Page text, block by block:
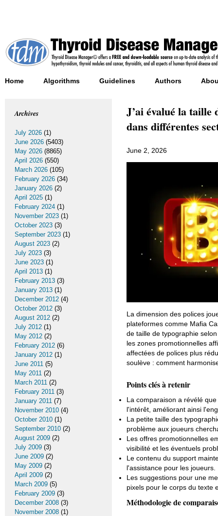
Home Algorithms Guidelines Authors
J’ai évalué la taille
dans différentes
June 2, 2026
La dimension des polices
plateformes comme Mafia
de taille de typographie
les zones promotionnelles
affectées de polices plus
soulève : comment
Points clés à retenir
La comparaison a révélé
l'intérêt, améliorant ainsi
La petite taille des
problème aux joueurs
Les offres promotionnelles
visibilité et les éventuels
Le contenu du support
l'assistance pour les joueurs.
Les suggestions pour une
pixels pour le corps du texte
Méthodologie de
Archives
July 2026 (1)
June 2026 (5403)
May 2026 (8865)
April 2026 (550)
March 2026 (105)
February 2026 (34)
January 2026 (2)
April 2025 (1)
February 2024 (1)
November 2023 (1)
October 2023 (3)
September 2023 (1)
August 2023 (2)
July 2023 (3)
June 2023 (1)
April 2013 (1)
February 2013 (3)
January 2013 (1)
December 2012 (4)
October 2012 (3)
August 2012 (2)
July 2012 (1)
May 2012 (2)
February 2012 (6)
January 2012 (1)
June 2011 (5)
May 2011 (2)
March 2011 (2)
February 2011 (3)
January 2011 (7)
November 2010 (4)
October 2010 (1)
September 2010 (2)
August 2009 (2)
July 2009 (3)
June 2009 (2)
May 2009 (2)
April 2009 (2)
March 2009 (5)
February 2009 (3)
December 2008 (3)
November 2008 (1)